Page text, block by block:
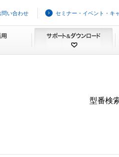
問い合わせ セミナー・イベント・キ
型番検